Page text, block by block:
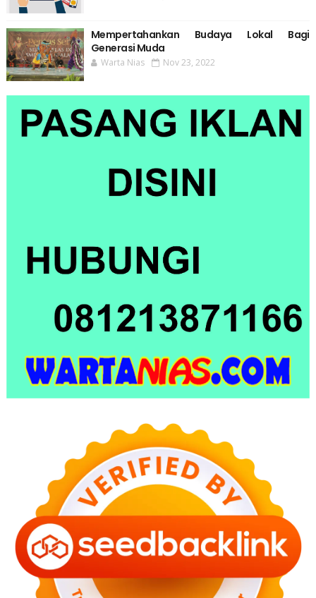
Mempertahankan Budaya Lokal Bagi
Generasi Muda
Warta Nias Nov 23, 2022